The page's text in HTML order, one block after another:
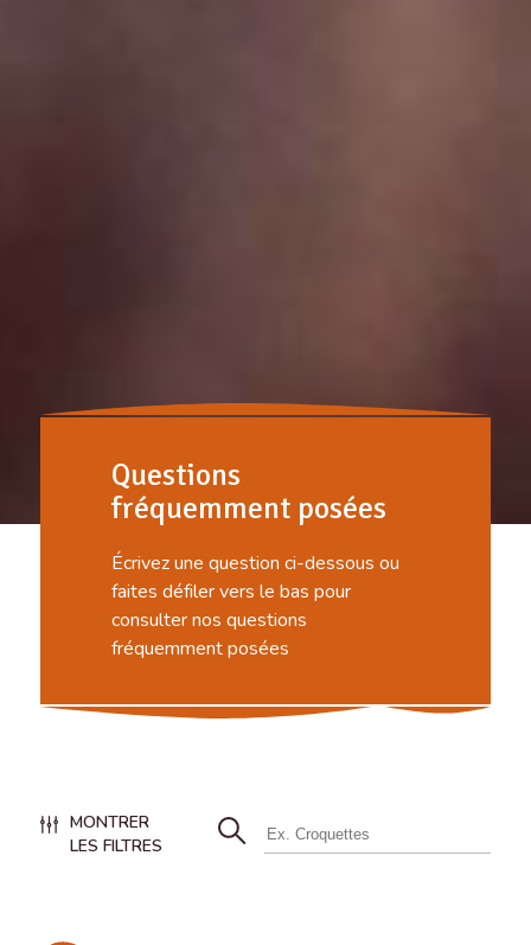
Questions
fréquemment posées
Écrivez une question ci-dessous ou
faites défiler vers le bas pour
consulter nos questions
fréquemment posées
MONTRER
LES FILTRES